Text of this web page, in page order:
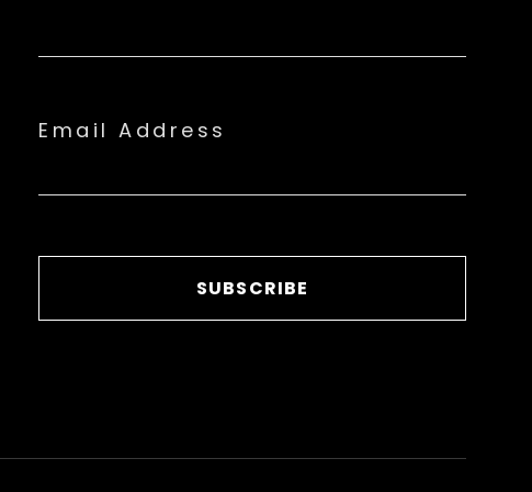
Email Address
SUBSCRIBE